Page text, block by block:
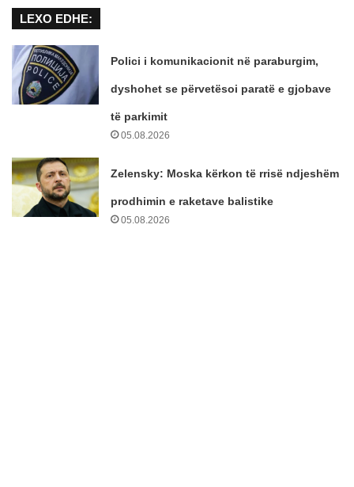
LEXO EDHE:
Polici i komunikacionit në paraburgim,
dyshohet se përvetësoi paratë e gjobave
të parkimit
05.08.2026
Zelensky: Moska kërkon të rrisë ndjeshëm
prodhimin e raketave balistike
05.08.2026